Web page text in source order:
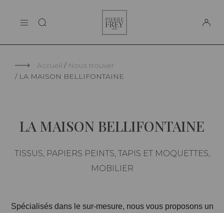
LA MAISON
Frey
Accueil
Nous trouver
LA MAISON BELLIFONTAINE
LA MAISON BELLIFONTAINE
TISSUS, PAPIERS PEINTS, TAPIS ET MOQUETTES,
MOBILIER
Spécialisés dans le sur-mesure, nous vous proposons un